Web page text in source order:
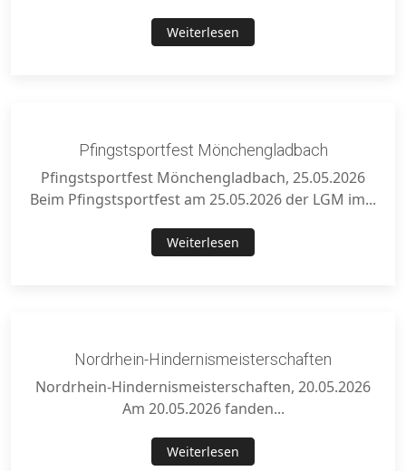
Weiterlesen
Pfingstsportfest Mönchengladbach
Pfingstsportfest Mönchengladbach, 25.05.2026
Beim Pfingstsportfest am 25.05.2026 der LGM im...
Weiterlesen
Nordrhein-Hindernismeisterschaften
Nordrhein-Hindernismeisterschaften, 20.05.2026
Am 20.05.2026 fanden...
Weiterlesen